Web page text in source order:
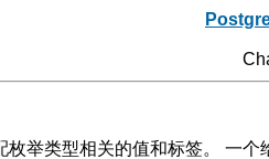
枚举类型相关的值和标签。 一